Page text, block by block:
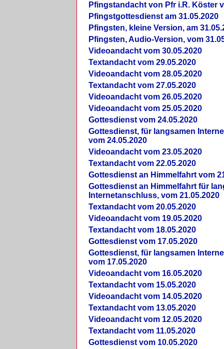
Pfingstandacht von Pfr i.R. Köster
Pfingstgottesdienst am 31.05.2020
Pfingsten, kleine Version, am
Pfingsten, Audio-Version, vom
Videoandacht vom 30.05.2020
Textandacht vom 29.05.2020
Videoandacht vom 28.05.2020
Textandacht vom 27.05.2020
Videoandacht vom 26.05.2020
Videoandacht vom 25.05.2020
Gottesdienst vom 24.05.2020
Gottesdienst, für langsamen
vom 24.05.2020
Videoandacht vom 23.05.2020
Textandacht vom 22.05.2020
Gottesdienst an Himmelfahrt vom
Gottesdienst an Himmelfahrt für
Internetanschluss, vom 21.05.2020
Textandacht vom 20.05.2020
Videoandacht vom 19.05.2020
Textandacht vom 18.05.2020
Gottesdienst vom 17.05.2020
Gottesdienst, für langsamen
vom 17.05.2020
Videoandacht vom 16.05.2020
Textandacht vom 15.05.2020
Videoandacht vom 14.05.2020
Textandacht vom 13.05.2020
Videoandacht vom 12.05.2020
Textandacht vom 11.05.2020
Gottesdienst vom 10.05.2020